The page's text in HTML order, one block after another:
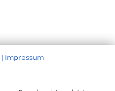
| Impressum